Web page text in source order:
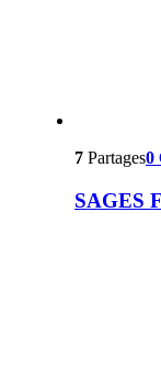
7 Partages0
SAGES